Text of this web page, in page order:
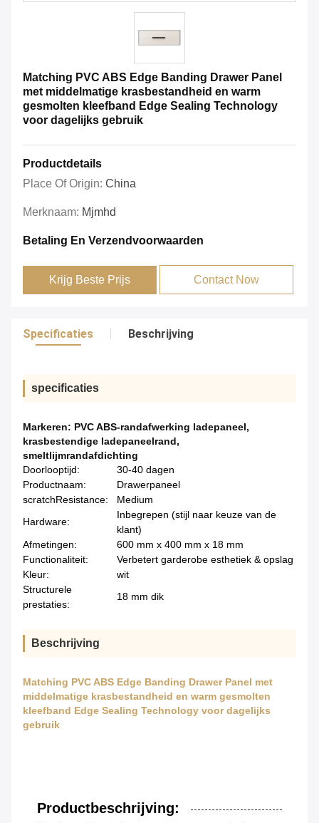
Matching PVC ABS Edge Banding Drawer Panel
met middelmatige krasbestandheid en warm
gesmolten kleefband Edge Sealing Technology
voor dagelijks gebruik
Productdetails
Place Of Origin: China
Merknaam: Mjmhd
Betaling En Verzendvoorwaarden
Krijg Beste Prijs Contact Now
Specificaties Beschrijving
specificaties
Markeren: PVC ABS-randafwerking ladepaneel,
krasbestendige ladepaneelrand,
smeltlijmrandafdichting
Doorlooptijd:
30-40 dagen
Productnaam:
Drawerpaneel
scratchResistance:
Medium
Hardware:
Inbegrepen (stijl naar keuze van de
klant)
Afmetingen:
600 mm x 400 mm x 18 mm
Functionaliteit:
Verbetert garderobe esthetiek & opslag
Kleur:
wit
Structurele
prestaties:
18 mm dik
Beschrijving
Matching PVC ABS Edge Banding Drawer Panel met
middelmatige krasbestandheid en warm gesmolten
kleefband Edge Sealing Technology voor dagelijks
gebruik
Productbeschrijving: